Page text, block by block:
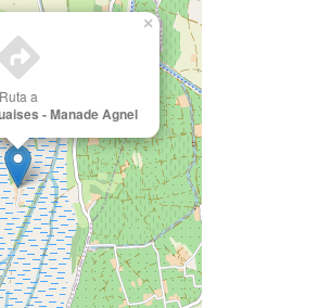
Ruta a
- Manade Agnel
×